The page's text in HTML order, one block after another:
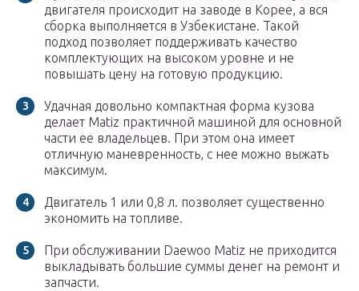
двигателя происходит на заводе в Корее, а вся
сборка выполняется в Узбекистане. Такой
подход позволяет поддерживать качество
комплектующих на высоком уровне и не
повышать цену на готовую продукцию.
Удачная довольно компактная форма кузова
делает Matiz практичной машиной для основной
части ее владельцев. При этом она имеет
отличную маневренность, с нее можно выжать
максимум.
Двигатель 1 или 0,8 л. позволяет существенно
экономить на топливе.
При обслуживании Daewoo Matiz не приходится
выкладывать большие суммы денег на ремонт и
запчасти.